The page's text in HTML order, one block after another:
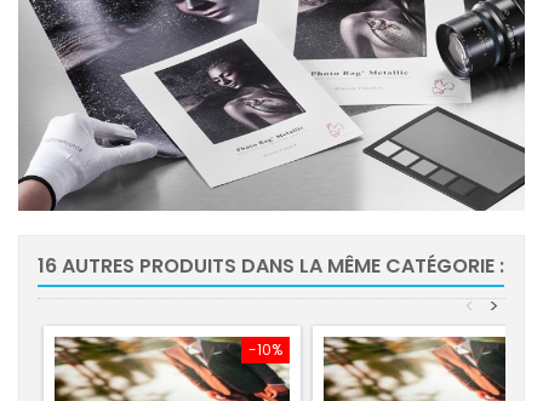
16 AUTRES PRODUITS DANS LA MÊME CATÉGORIE :
>
<
-10%